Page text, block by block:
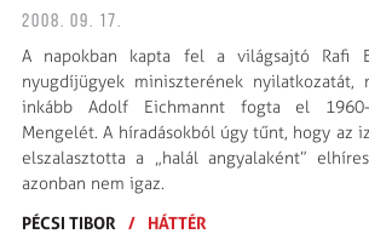
2008. 09. 17.
A napokban kapta fel a világsajtó Rafi
nyugdíjügyek miniszterének nyilatkozatát,
inkább Adolf Eichmannt fogta el
Mengelét. A híradásokból úgy tűnt, hogy az
elszalasztotta a „halál angyalaként”
azonban nem igaz.
PÉCSI TIBOR
/ HÁTTÉR